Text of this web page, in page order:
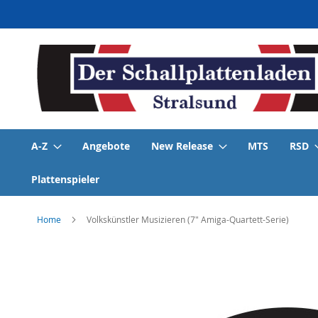
zum
Inhalt
A-Z Angebote New Release MTS RSD
Plattenspieler
Home Volkskünstler Musizieren (7" Amiga-Quartett-Serie)